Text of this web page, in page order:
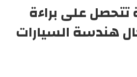
تتحصل على براءة
هندسة السيارات